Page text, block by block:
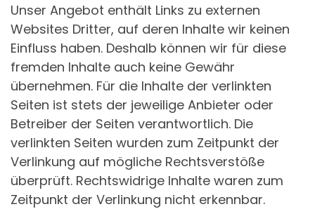
Unser Angebot enthält Links zu externen
Websites Dritter, auf deren Inhalte wir keinen
Einfluss haben. Deshalb können wir für diese
fremden Inhalte auch keine Gewähr
übernehmen. Für die Inhalte der verlinkten
Seiten ist stets der jeweilige Anbieter oder
Betreiber der Seiten verantwortlich. Die
verlinkten Seiten wurden zum Zeitpunkt der
Verlinkung auf mögliche Rechtsverstöße
überprüft. Rechtswidrige Inhalte waren zum
Zeitpunkt der Verlinkung nicht erkennbar.